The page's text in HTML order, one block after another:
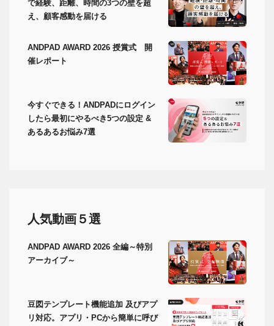
で経験、距離、時間の3つの壁を超
え、顧客感動を届ける
ANDPAD AWARD 2026 授賞式 開
催レポート
今すぐできる！ANDPADにログイン
したら最初にやるべき5つの設定 &
あるあるお悩み7選
人気動画５選
ANDPAD AWARD 2026 全編～特別
アーカイブ～
豆図テンプレート機能追加 及びアプ
リ対応。アプリ・PCから簡単に呼び